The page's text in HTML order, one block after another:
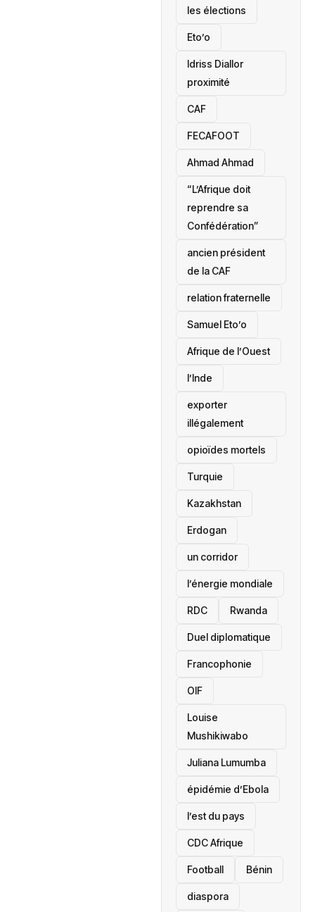
les élections
Eto’o
Idriss Diallor
proximité
CAF
FECAFOOT
‎Ahmad Ahmad
“L’Afrique doit
reprendre sa
Confédération”
ancien président
de la CAF
relation fraternelle
Samuel Eto’o
Afrique de l’Ouest
l’Inde
exporter
illégalement
opioïdes mortels
‎Turquie
Kazakhstan
Erdogan
un corridor
l’énergie mondiale
RDC Rwanda
Duel diplomatique
Francophonie
OIF
Louise
Mushikiwabo
Juliana Lumumba
épidémie d’Ebola
l’est du pays
CDC Afrique
Football Bénin
diaspora